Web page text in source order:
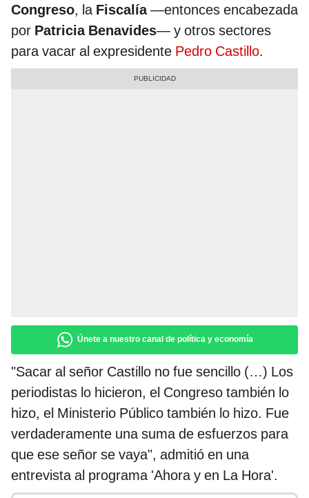
Congreso, la Fiscalía—entonces encabezada
por Patricia Benavides— y otros sectores
para vacar al expresidente Pedro Castillo.
Únete a nuestro canal de política y economía
"Sacar al señor Castillo no fue sencillo (…) Los
periodistas lo hicieron, el Congreso también lo
hizo, el Ministerio Público también lo hizo. Fue
verdaderamente una suma de esfuerzos para
que ese señor se vaya", admitió en una
entrevista al programa 'Ahora y en La Hora'.